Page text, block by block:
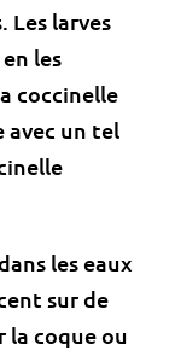
Les larves
les
coccinelle
avec un tel
les eaux
sur de
la coque ou